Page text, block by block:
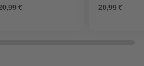
€ 20,99 €